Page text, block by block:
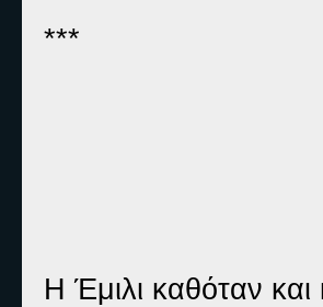
***
Η Έμιλι καθόταν